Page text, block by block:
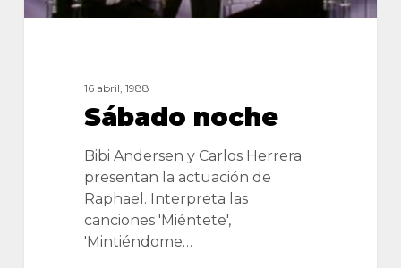
16 abril, 1988
Sábado noche
Bibi Andersen y Carlos Herrera
presentan la actuación de
Raphael. Interpreta las
canciones 'Miéntete',
'Mintiéndome…